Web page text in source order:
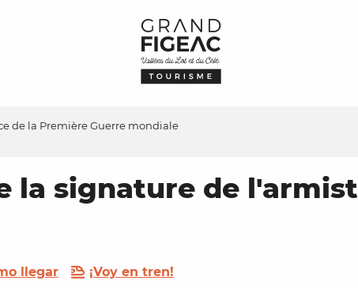
de la Première Guerre mondiale
la signature de
llegar ¡Voy en tren!